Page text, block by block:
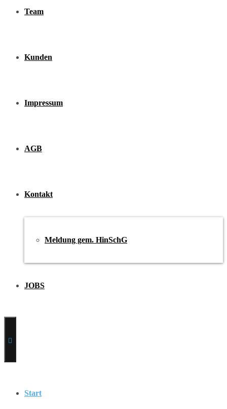
Team
Kunden
Impressum
AGB
Kontakt
Meldung gem. HinSchG
JOBS
Start